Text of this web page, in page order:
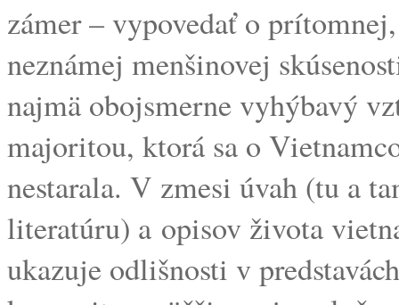
zámer – vypovedať o
neznámej menšinovej
najmä obojsmerne vyhýbavý
majoritou, ktorá sa o
nestarala. V zmesi úvah (tu a
literatúru) a opisov života
ukazuje odlišnosti v